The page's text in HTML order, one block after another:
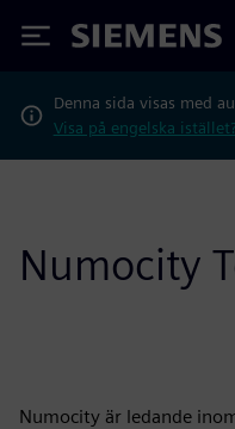
Siemens
Denna sida visas med
Visa på engelska istället?
Numocity
Numocity är ledande